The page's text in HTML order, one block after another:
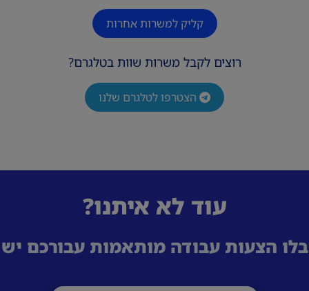
קליק למשרות אחרות
רוצים לקבל משרות שוות בטלגרם?
הצטרפו לטלגרם שלנו
עוד לא איתנו?
הצעות עבודה מותאמות עבורכם